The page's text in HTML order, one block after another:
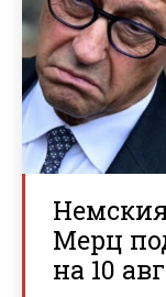
Мерц
на 10